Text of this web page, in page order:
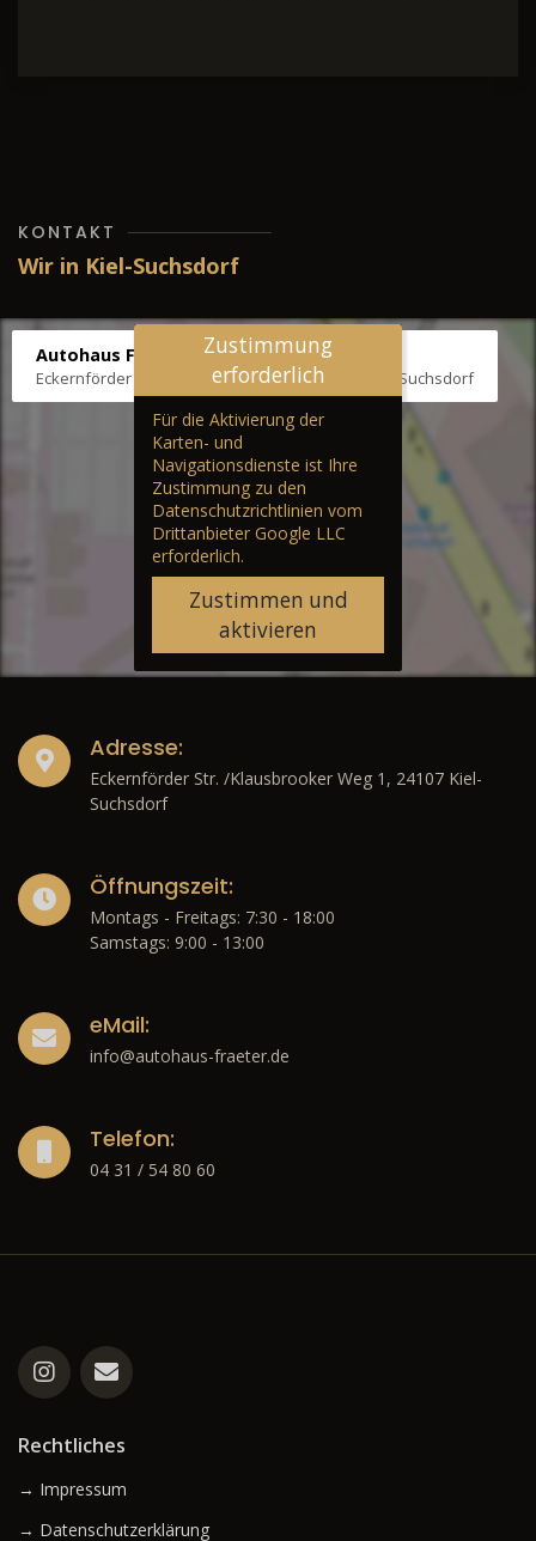
KONTAKT
Wir in Kiel-Suchsdorf
Autohaus Fräter
Eckernförder Str. /Klausbrooker Weg 1, 24107 Kiel-Suchsdorf
Zustimmung
erforderlich
Für die Aktivierung der
Karten- und
Navigationsdienste ist Ihre
Zustimmung zu den
Datenschutzrichtlinien vom
Drittanbieter Google LLC
erforderlich.
Zustimmen und
aktivieren
Adresse:
Eckernförder Str. /Klausbrooker Weg 1, 24107 Kiel-
Suchsdorf
Öffnungszeit:
Montags - Freitags: 7:30 - 18:00
Samstags: 9:00 - 13:00
eMail:
info@autohaus-fraeter.de
Telefon:
04 31 / 54 80 60
Rechtliches
→ Impressum
→ Datenschutzerklärung